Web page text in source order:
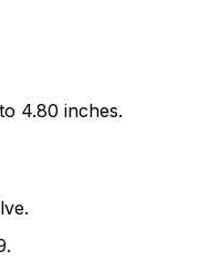
4.80 inches.